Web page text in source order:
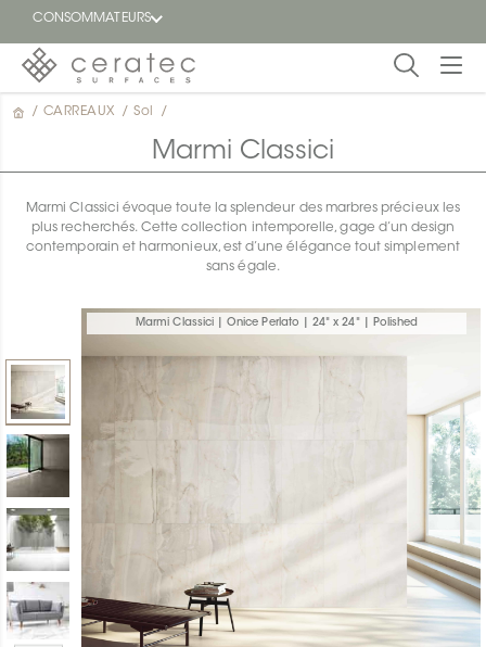
CONSOMMATEURS
En
vedette
Trouver
un
/ CARREAUX / Sol /
Marmi Classici
Marmi Classici évoque toute la splendeur des marbres précieux les
plus recherchés. Cette collection intemporelle, gage d’un design
contemporain et harmonieux, est d’une élégance tout simplement
sans égale.
Marmi Classici | Onice Perlato | 24" x 24" | Polished